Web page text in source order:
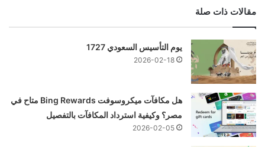
مقالات ذات صلة
يوم التأسيس السعودي 1727
2026-02-18
هل مكافآت ميكروسوفت Bing Rewards متاح في
مصر؟ وكيفية استرداد المكافآت بالتفصيل
2026-02-05